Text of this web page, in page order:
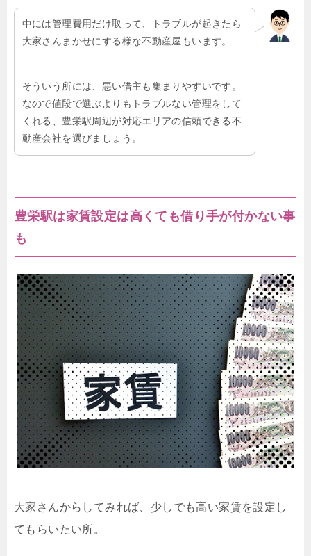
中には管理費用だけ取って、トラブルが起きたら
大家さんまかせにする様な不動産屋もいます。
そういう所には、悪い借主も集まりやすいです。
なので値段で選ぶよりもトラブルない管理をして
くれる、豊栄駅周辺が対応エリアの信頼できる不
動産会社を選びましょう。
豊栄駅は家賃設定は高くても借り手が付かない事
も
大家さんからしてみれば、少しでも高い家賃を設定し
てもらいたい所。